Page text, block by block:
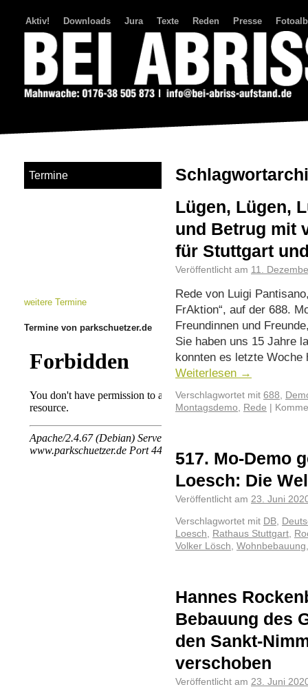
Aktiv! Downloads Jura Texte Reden Presse
Lügen, Lügen,
und Betrug mit
für Stuttgart
Veröffentlicht am 11.
Rede von Luigi
FrAktion“, auf der 688.
Freundinnen und
Sie haben uns 15 Jahre
konnten es letzte
Weiterlesen →
Verschlagwortet mit 688,
Montagsdemo, Rede
517. Mo-Demo
Loesch: Die
Veröffentlicht am 23. Juni
Verschlagwortet mit DB,
Loesch, Rathaus Stuttgart,
Volker Lösch, Wohnbebauung
Hannes
Bebauung des
den Sankt-
verschoben
Veröffentlicht am 23. Juni
Termine
weitere Termine
Termine von parkschuetzer.de